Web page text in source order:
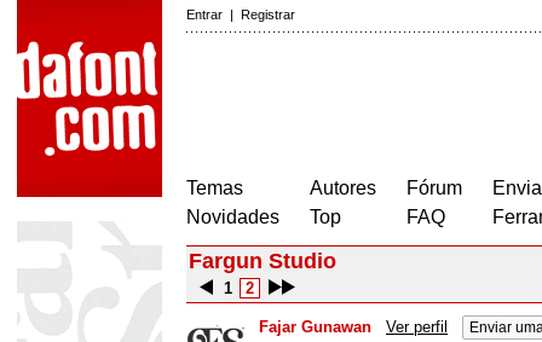
Entrar | Registrar
Temas
Novidades
Autores
Top
Fórum
FAQ
Fargun Studio
1 2
Fajar Gunawan Ver perfil Enviar